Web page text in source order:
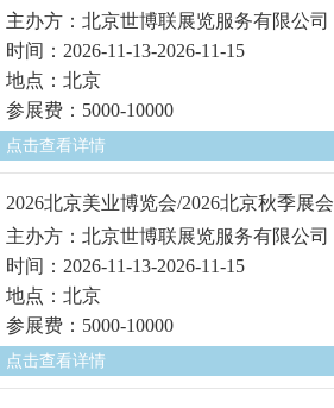
主办方：北京世博联展览服务有限公司
时间：2026-11-13-2026-11-15
地点：北京
参展费：5000-10000
点击查看详情
2026北京美业博览会/2026北京秋季展会
主办方：北京世博联展览服务有限公司
时间：2026-11-13-2026-11-15
地点：北京
参展费：5000-10000
点击查看详情